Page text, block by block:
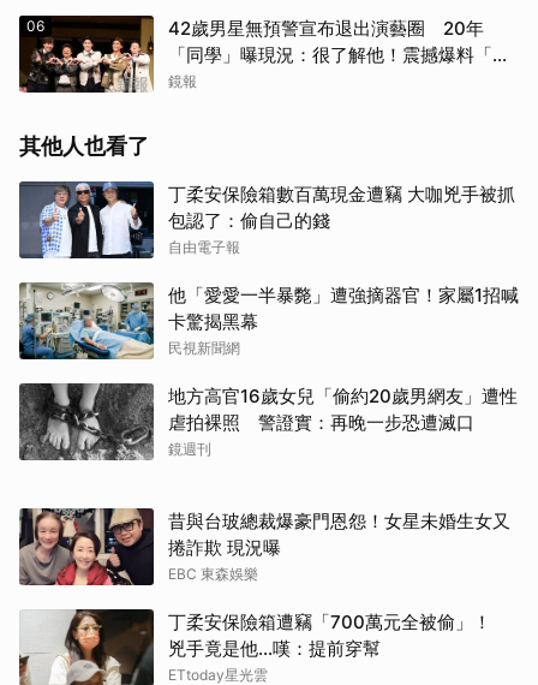
06
42歲男星無預警宣布退出演藝圈 20年
「同學」曝現況：很了解他！震撼爆料「恐
懼」這件事
鏡報
其他人也看了
丁柔安保險箱數百萬現金遭竊 大咖兇手被抓
包認了：偷自己的錢
自由電子報
他「愛愛一半暴斃」遭強摘器官！家屬1招喊
卡驚揭黑幕
民視新聞網
地方高官16歲女兒「偷約20歲男網友」遭性
虐拍裸照 警證實：再晚一步恐遭滅口
鏡週刊
昔與台玻總裁爆豪門恩怨！女星未婚生女又
捲詐欺 現況曝
EBC 東森娛樂
丁柔安保險箱遭竊「700萬元全被偷」！
兇手竟是他...嘆：提前穿幫
ETtoday星光雲